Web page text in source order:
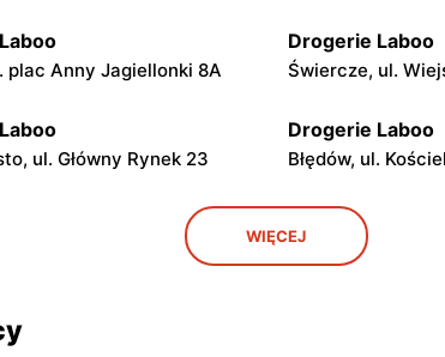
plac Anny Jagiellonki 8A
Drogerie Laboo
Świercze, ul.
ul. Główny Rynek 23
Drogerie Laboo
Błędów, ul.
Drogerie Laboo
Łaskarzew, ul.
ul. Rynek 25
WIĘCEJ